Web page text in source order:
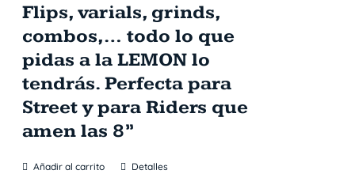
Flips, varials, grinds,
combos,… todo lo que
pidas a la LEMON lo
tendrás. Perfecta para
Street y para Riders que
amen las 8”
Añadir al carrito Detalles